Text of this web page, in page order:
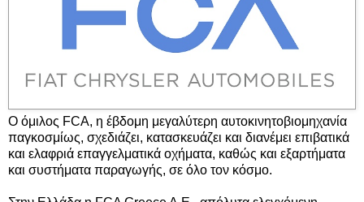
Ο όμιλος FCA, η έβδομη μεγαλύτερη αυτοκινητοβιομηχανία
παγκοσμίως, σχεδιάζει, κατασκευάζει και διανέμει επιβατικά
και ελαφριά επαγγελματικά οχήματα, καθώς και εξαρτήματα
και συστήματα παραγωγής, σε όλο τον κόσμο.